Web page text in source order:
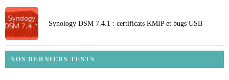
Synology DSM 7.4.1 : certificats KMIP et bugs USB
NOS DERNIERS TESTS